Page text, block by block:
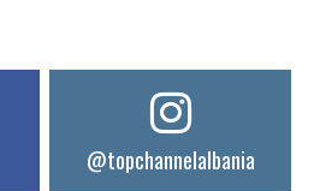
@topchannelalbania